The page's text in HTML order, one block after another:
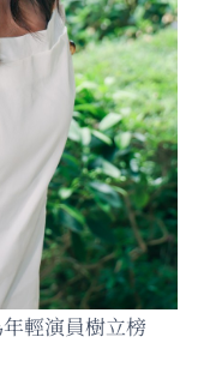
輕演員樹立榜